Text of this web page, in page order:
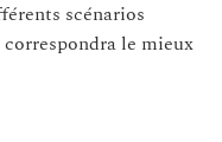
scénarios
le mieux